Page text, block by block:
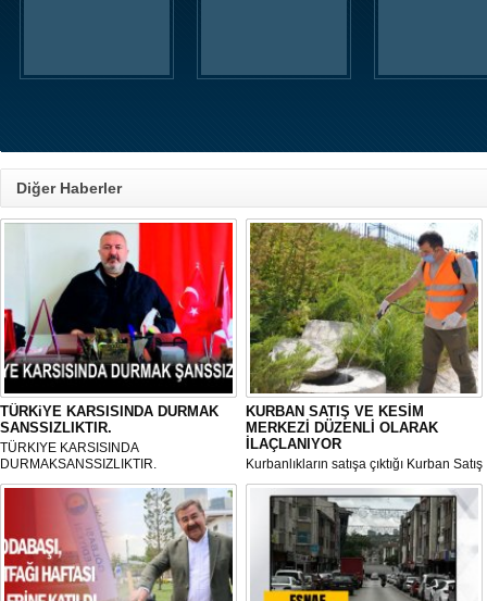
Diğer Haberler
TÜRKiYE KARSISINDA DURMAK
SANSSIZLIKTIR.
TÜRKIYE KARSISINDA
DURMAKSANSSIZLIKTIR.
KURBAN SATIŞ VE KESİM
MERKEZİ DÜZENLİ OLARAK
İLAÇLANIYOR
Kurbanlıkların satışa çıktığı Kurban Satış
ve Kesim Merkezi, haşere ve
mikropların önüne geçilmesi amacıyla
her gün Gölbaşı Belediyesi ekipleri
tarafından düzenli olarak ilaçlanıyor.